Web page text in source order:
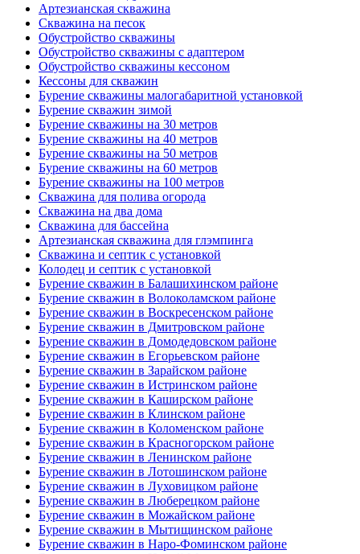
Артезианская скважина
Скважина на песок
Обустройство скважины
Обустройство скважины с адаптером
Обустройство скважины кессоном
Кессоны для скважин
Бурение скважины малогабаритной установкой
Бурение скважин зимой
Бурение скважины на 30 метров
Бурение скважины на 40 метров
Бурение скважины на 50 метров
Бурение скважины на 60 метров
Бурение скважины на 100 метров
Скважина для полива огорода
Скважина на два дома
Скважина для бассейна
Артезианская скважина для глэмпинга
Скважина и септик с установкой
Колодец и септик с установкой
Бурение скважин в Балашихинском районе
Бурение скважин в Волоколамском районе
Бурение скважин в Воскресенском районе
Бурение скважин в Дмитровском районе
Бурение скважин в Домодедовском районе
Бурение скважин в Егорьевском районе
Бурение скважин в Зарайском районе
Бурение скважин в Истринском районе
Бурение скважин в Каширском районе
Бурение скважин в Клинском районе
Бурение скважин в Коломенском районе
Бурение скважин в Красногорском районе
Бурение скважин в Ленинском районе
Бурение скважин в Лотошинском районе
Бурение скважин в Луховицком районе
Бурение скважин в Люберецком районе
Бурение скважин в Можайском районе
Бурение скважин в Мытищинском районе
Бурение скважин в Наро-Фоминском районе